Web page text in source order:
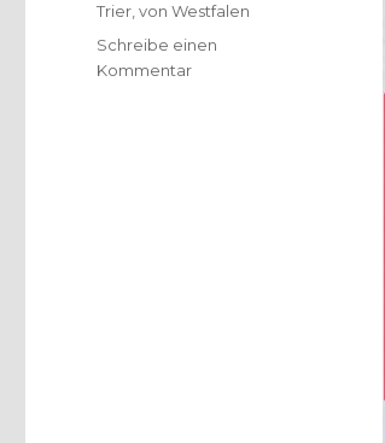
Trier ,von Westfalen
Schreibe einen
Kommentarzu